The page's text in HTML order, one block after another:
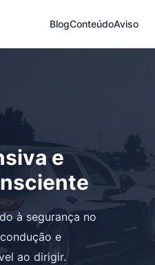
BlogConteúdoAviso
e
à segurança no
e
ao dirigir.